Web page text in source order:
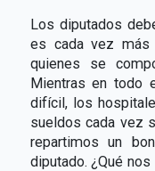
Los diputados
es cada vez más
quienes se
Mientras en todo
difícil, los
sueldos cada vez
repartimos un
diputado. ¿Qué